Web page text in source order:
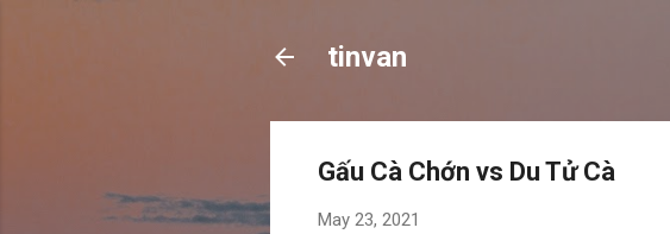
tinvan
Gấu Cà Chớn vs Du Tử Cà
May 23, 2021